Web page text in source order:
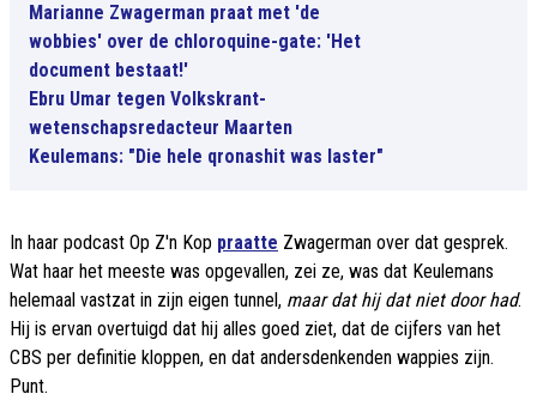
Marianne Zwagerman praat met 'de
wobbies' over de chloroquine-gate: 'Het
document bestaat!'
Ebru Umar tegen Volkskrant-
wetenschapsredacteur Maarten
Keulemans: "Die hele qronashit was laster"
In haar podcast Op Z'n Kop praatte Zwagerman over dat gesprek.
Wat haar het meeste was opgevallen, zei ze, was dat Keulemans
helemaal vastzat in zijn eigen tunnel, maar dat hij dat niet door had.
Hij is ervan overtuigd dat hij alles goed ziet, dat de cijfers van het
CBS per definitie kloppen, en dat andersdenkenden wappies zijn.
Punt.